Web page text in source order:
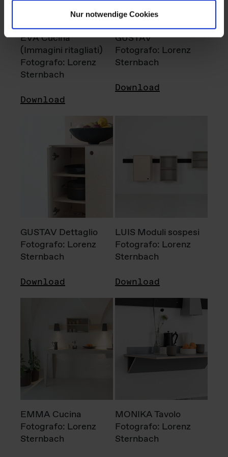
Nur notwendige Cookies
EVA Cucina
(Immagini ritagliati)
Fotografo: Lorenz
Sternbach
Download
GUSTAV
Fotografo: Lorenz
Sternbach
Download
GUSTAV Dettaglio
Fotografo: Lorenz
Sternbach
Download
LUIS Moduli sospesi
Fotografo: Lorenz
Sternbach
Download
EMMA Cucina
Fotografo: Lorenz
Sternbach
MONIKA Tavolo
Fotografo: Lorenz
Sternbach